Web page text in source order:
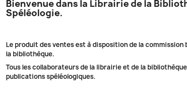
Bienvenue dans la Librairie de la
Spéléologie.
Le produit des ventes est à disposition de la
la bibliothèque.
Tous les collaborateurs de la librairie et de la
publications spéléologiques.